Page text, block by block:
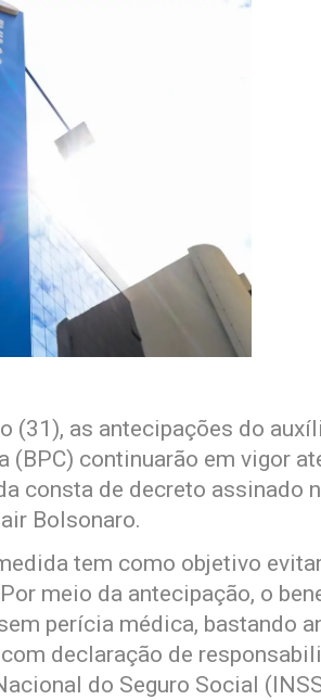
(31), as antecipações do
(BPC) continuarão em vigor
consta de decreto assinado
Bolsonaro.
tem como objetivo
meio da antecipação, o
perícia médica, bastando
declaração de
do Seguro Social